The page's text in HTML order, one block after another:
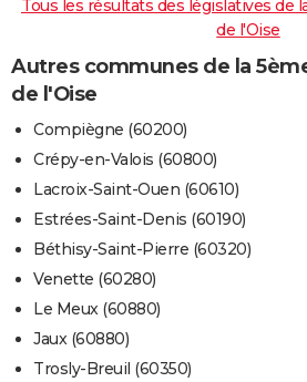
Tous les résultats des législatives de
de l'Oise
Autres communes de la
de l'Oise
Compiègne (60200)
Crépy-en-Valois (60800)
Lacroix-Saint-Ouen (60610)
Estrées-Saint-Denis (60190)
Béthisy-Saint-Pierre (60320)
Venette (60280)
Le Meux (60880)
Jaux (60880)
Trosly-Breuil (60350)